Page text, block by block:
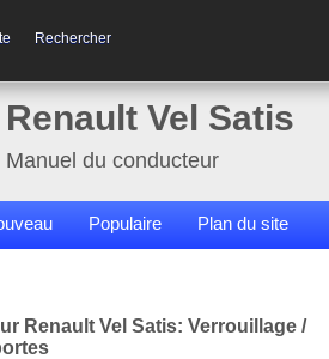
Rechercher
Renault Vel Satis
Manuel du conducteur
Populaire Plan du site
Renault Vel Satis: Verrouillage /